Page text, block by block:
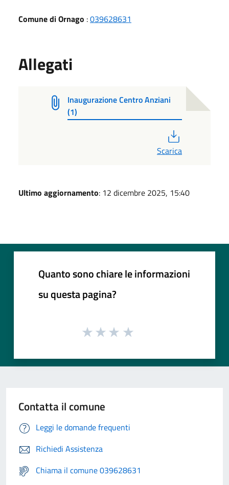
Comune di Ornago :039628631
Allegati
Inaugurazione Centro Anziani
(1)
Scarica
Ultimo aggiornamento: 12 dicembre 2025, 15:40
Quanto sono chiare le informazioni
su questa pagina?
Contatta il comune
Leggi le domande frequenti
Richiedi Assistenza
Chiama il comune 039628631